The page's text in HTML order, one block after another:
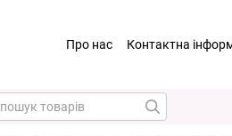
Про нас Контактна